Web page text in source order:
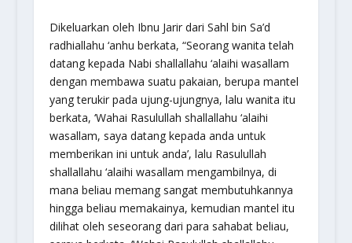
Dikeluarkan oleh Ibnu Jarir dari Sahl bin Sa’d
radhiallahu ‘anhu berkata, “Seorang wanita telah
datang kepada Nabi shallallahu ‘alaihi wasallam
dengan membawa suatu pakaian, berupa mantel
yang terukir pada ujung-ujungnya, lalu wanita itu
berkata, ‘Wahai Rasulullah shallallahu ‘alaihi
wasallam, saya datang kepada anda untuk
memberikan ini untuk anda’, lalu Rasulullah
shallallahu ‘alaihi wasallam mengambilnya, di
mana beliau memang sangat membutuhkannya
hingga beliau memakainya, kemudian mantel itu
dilihat oleh seseorang dari para sahabat beliau,